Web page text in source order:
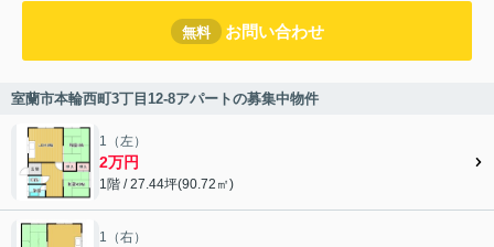
無料 お問い合わせ
室蘭市本輪西町3丁目12-8アパートの募集中物件
1（左）
2万円
1階 / 27.44坪(90.72㎡)
1（右）